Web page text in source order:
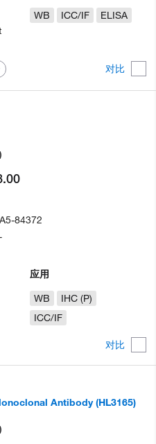
对比
WB ICC/IF ELISA
对比
应用
WB
IHC (P)
ICC/IF
84372
Antibody (HL3165)